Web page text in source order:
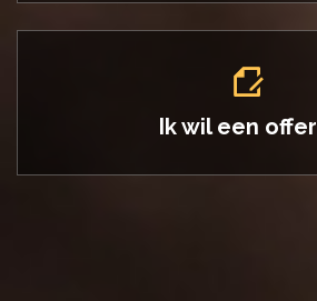
Ik wil een